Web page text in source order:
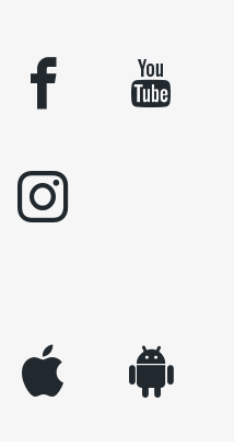
facebook youtube
instagram
appleinc android